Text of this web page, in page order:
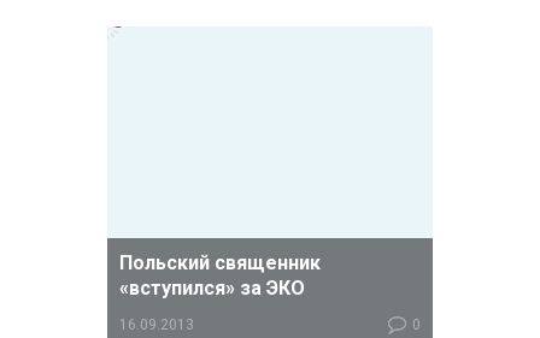
материал одного священника. В
Польский священник
«вступился» за ЭКО
16.09.2013 0